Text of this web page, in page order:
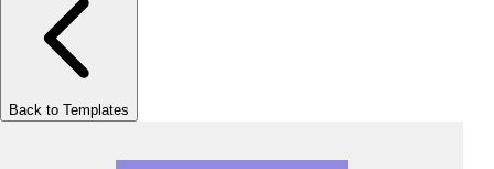
Back to Templates